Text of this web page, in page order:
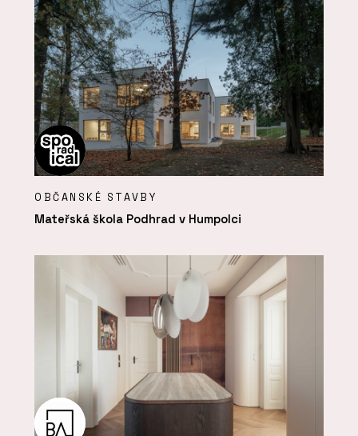
OBČANSKÉ STAVBY
Mateřská škola Podhrad v Humpolci